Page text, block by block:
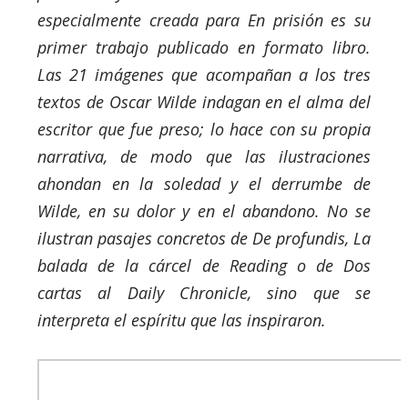
especialmente creada para En prisión es su
primer trabajo publicado en formato libro.
Las 21 imágenes que acompañan a los tres
textos de Oscar Wilde indagan en el alma del
escritor que fue preso; lo hace con su propia
narrativa, de modo que las ilustraciones
ahondan en la soledad y el derrumbe de
Wilde, en su dolor y en el abandono. No se
ilustran pasajes concretos de De profundis, La
balada de la cárcel de Reading o de Dos
cartas al Daily Chronicle, sino que se
interpreta el espíritu que las inspiraron.